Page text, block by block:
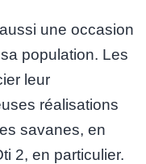
une occasion
population. Les
leur
réalisations
savanes, en
2, en particulier.